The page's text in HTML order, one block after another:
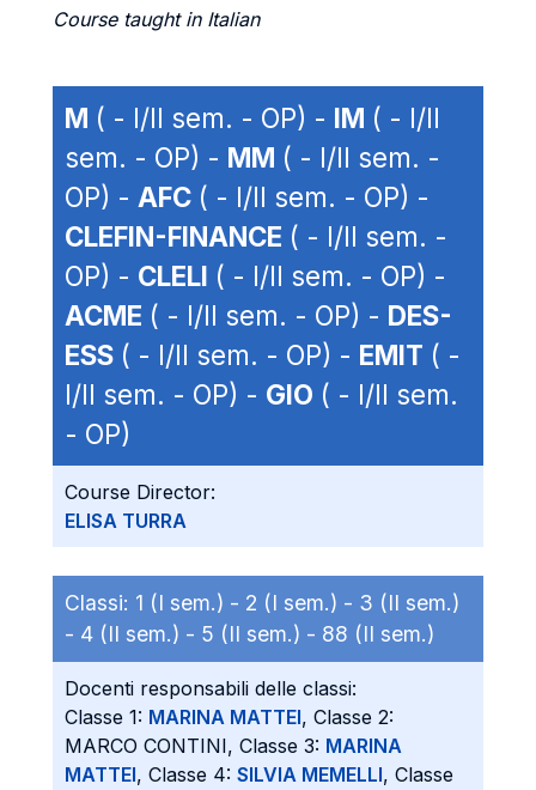
Course taught in Italian
M ( - I/II sem. - OP) - IM ( - I/II
sem. - OP) - MM ( - I/II sem. -
OP) - AFC ( - I/II sem. - OP) -
CLEFIN-FINANCE ( - I/II sem. -
OP) - CLELI ( - I/II sem. - OP) -
ACME ( - I/II sem. - OP) - DES-
ESS ( - I/II sem. - OP) - EMIT ( -
I/II sem. - OP) - GIO ( - I/II sem.
- OP)
Course Director:
ELISA TURRA
Classi: 1 (I sem.) - 2 (I sem.) - 3 (II sem.)
- 4 (II sem.) - 5 (II sem.) - 88 (II sem.)
Docenti responsabili delle classi:
Classe 1: MARINA MATTEI, Classe 2:
MARCO CONTINI, Classe 3: MARINA
MATTEI, Classe 4: SILVIA MEMELLI, Classe